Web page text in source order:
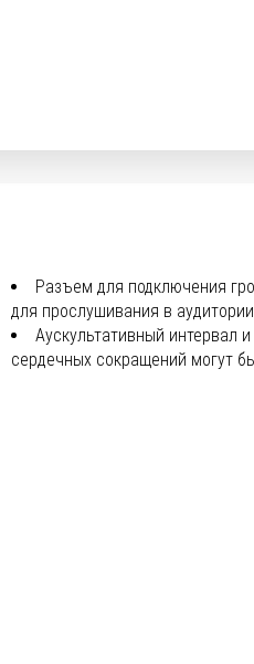
Разъем для подключения
для прослушивания в аудитории
Аускультативный интервал
сердечных сокращений могут